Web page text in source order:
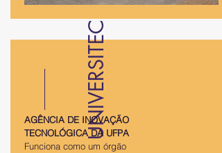
UNIVERSITEC
AGÊNCIA DE INOVAÇÃO
TECNOLÓGICA DA UFPA
Funciona como um órgão